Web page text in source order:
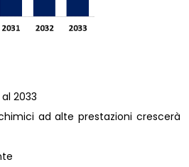
2033
ad alte prestazioni crescerà